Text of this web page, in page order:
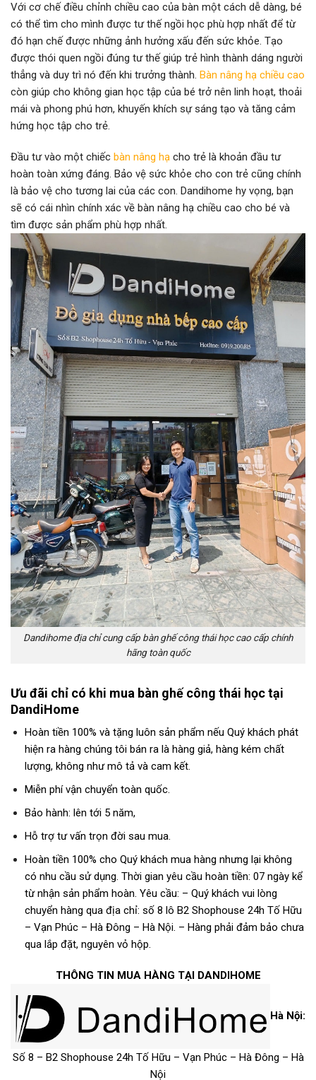
Với cơ chế điều chỉnh chiều cao của bàn một cách dễ dàng, bé
có thể tìm cho mình được tư thế ngồi học phù hợp nhất để từ
đó hạn chế được những ảnh hưởng xấu đến sức khỏe. Tạo
được thói quen ngồi đúng tư thế giúp trẻ hình thành dáng người
thẳng và duy trì nó đến khi trưởng thành. Bàn nâng hạ chiều cao
còn giúp cho không gian học tập của bé trở nên linh hoạt, thoải
mái và phong phú hơn, khuyến khích sự sáng tạo và tăng cảm
hứng học tập cho trẻ.
Đầu tư vào một chiếc bàn nâng hạ cho trẻ là khoản đầu tư
hoàn toàn xứng đáng. Bảo vệ sức khỏe cho con trẻ cũng chính
là bảo vệ cho tương lai của các con. Dandihome hy vọng, bạn
sẽ có cái nhìn chính xác về bàn nâng hạ chiều cao cho bé và
tìm được sản phẩm phù hợp nhất.
Dandihome địa chỉ cung cấp bàn ghế công thái học cao cấp chính
hãng toàn quốc
Ưu đãi chỉ có khi mua bàn ghế công thái học tại
DandiHome
Hoàn tiền 100% và tặng luôn sản phẩm nếu Quý khách phát
hiện ra hàng chúng tôi bán ra là hàng giả, hàng kém chất
lượng, không như mô tả và cam kết.
Miễn phí vận chuyển toàn quốc.
Bảo hành: lên tới 5 năm,
Hỗ trợ tư vấn trọn đời sau mua.
Hoàn tiền 100% cho Quý khách mua hàng nhưng lại không
có nhu cầu sử dụng. Thời gian yêu cầu hoàn tiền: 07 ngày kể
từ nhận sản phẩm hoàn. Yêu cầu: – Quý khách vui lòng
chuyển hàng qua địa chỉ: số 8 lô B2 Shophouse 24h Tố Hữu
– Vạn Phúc – Hà Đông – Hà Nội. – Hàng phải đảm bảo chưa
qua lắp đặt, nguyên vỏ hộp.
THÔNG TIN MUA HÀNG TẠI DANDIHOME
Hà Nội:
Số 8 – B2 Shophouse 24h Tố Hữu – Vạn Phúc – Hà Đông – Hà
Nội